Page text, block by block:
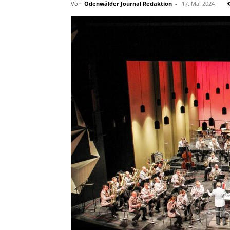
Von Odenwälder Journal Redaktion - 17. Mai 2024